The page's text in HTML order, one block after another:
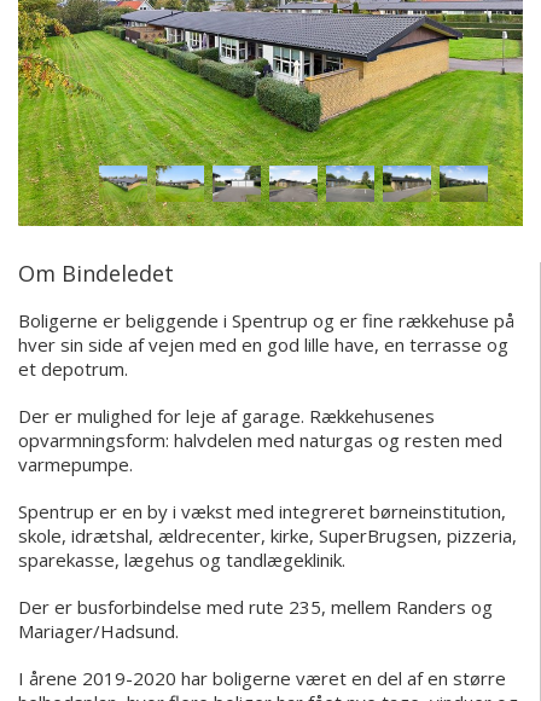
Om Bindeledet
Boligerne er beliggende i Spentrup og er fine rækkehuse på
hver sin side af vejen med en god lille have, en terrasse og
et depotrum.
Der er mulighed for leje af garage. Rækkehusenes
opvarmningsform: halvdelen med naturgas og resten med
varmepumpe.
Spentrup er en by i vækst med integreret børneinstitution,
skole, idrætshal, ældrecenter, kirke, SuperBrugsen, pizzeria,
sparekasse, lægehus og tandlægeklinik.
Der er busforbindelse med rute 235, mellem Randers og
Mariager/Hadsund.
I årene 2019-2020 har boligerne været en del af en større